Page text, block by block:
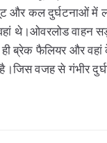
और कल दुर्घटनाओं में
थे।ओवरलोड वाहन
ब्रेक फैलियर और
वजह से गंभीर